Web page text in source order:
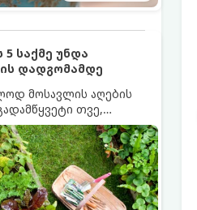
5 საქმე უნდა
დადგომამდე
მოსავლის აღების
თვე,
მომავალი წლის
შემოდგომა-
რომ
ხოლო
აგვისტოს
საქმის გაკეთება